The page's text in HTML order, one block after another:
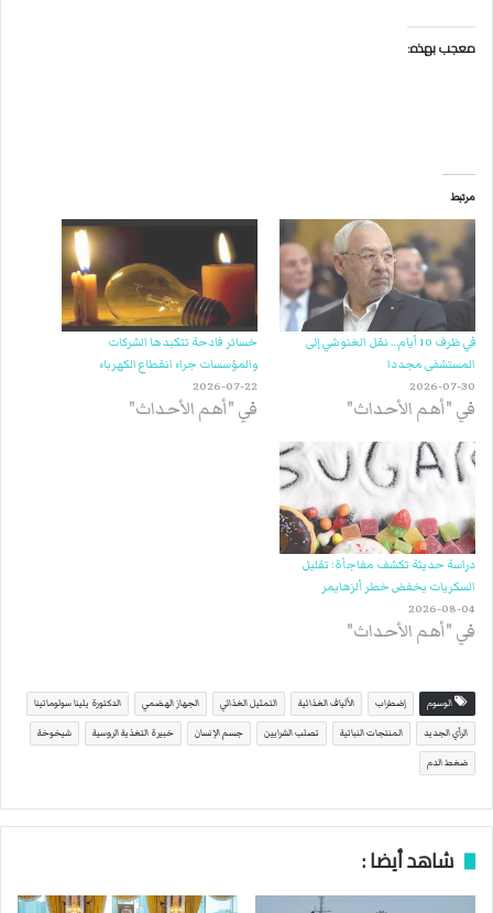
معجب بهذه:
مرتبط
في ظرف 10 أيام… نقل الغنوشي إلى
المستشفى مجددا
2026-07-30
في "أهم الأحداث"
خسائر فادحة تتكبدها الشركات
والمؤسسات جراء انقطاع الكهرباء
2026-07-22
في "أهم الأحداث"
دراسة حديثة تكشف مفاجأة: تقليل
السكريات يخفض خطر ألزهايمر
2026-08-04
في "أهم الأحداث"
الوسوم إضطراب الألياف الغذائية التمثيل الغذائي الجهاز الهضمي الدكتورة يلينا سولوماتينا
الرأي الجديد المنتجات النباتية تصلب الشرايين جسم الإنسان خبيرة التغذية الروسية شيخوخة
ضغط الدم
شاهد أيضا :